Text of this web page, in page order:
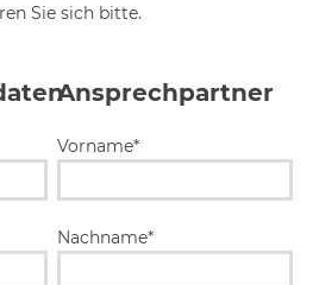
Sie sich bitte.
Ansprechpartner
Vorname*
Nachname*